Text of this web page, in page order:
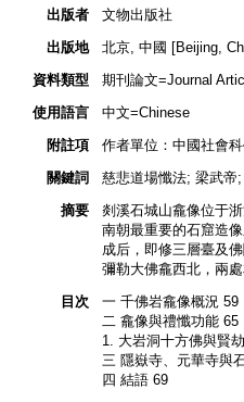
出版者
文物出版社
出版地
北京, 中國 [Beijing,
資料類型
期刊論文=Journal
使用語言
中文=Chinese
附註項
作者單位：中國社會
關鍵詞
慈悲道場懺法; 梁武帝
摘要
剡溪石城山龕像位于
南朝最重要的石窟造
成后，即修三層臺及
彌勒大佛龕西北，兩
目次
一 千佛岩龕像概況 59
二 龕像與禮懺功能 65
1. 大岩洞十方佛與賢
三 隱嶽寺、元華寺與
四 結語 69